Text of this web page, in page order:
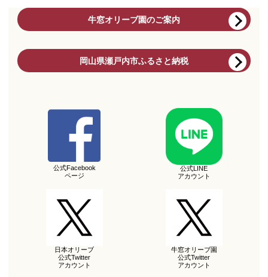
牛窓オリーブ園のご案内
岡山県瀬戸内市ふるさと納税
公式Facebook
ページ
公式LINE
アカウント
日本オリーブ
公式Twitter
アカウント
牛窓オリーブ園
公式Twitter
アカウント